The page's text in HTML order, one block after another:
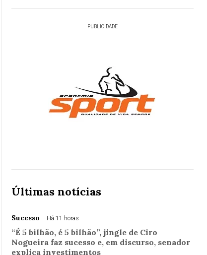
PUBLICIDADE
Últimas notícias
Sucesso Há 11 horas
“É 5 bilhão, é 5 bilhão”, jingle de Ciro
Nogueira faz sucesso e, em discurso, senador
explica investimentos